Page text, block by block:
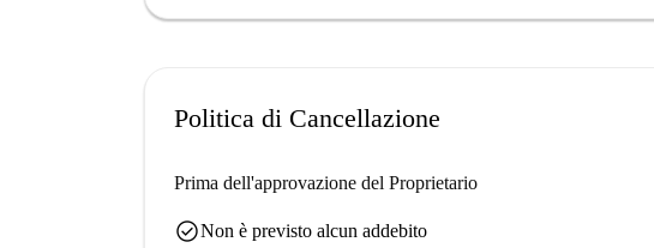
Politica di Cancellazione
Prima dell'approvazione del Proprietario
check_circleNon è previsto alcun addebito